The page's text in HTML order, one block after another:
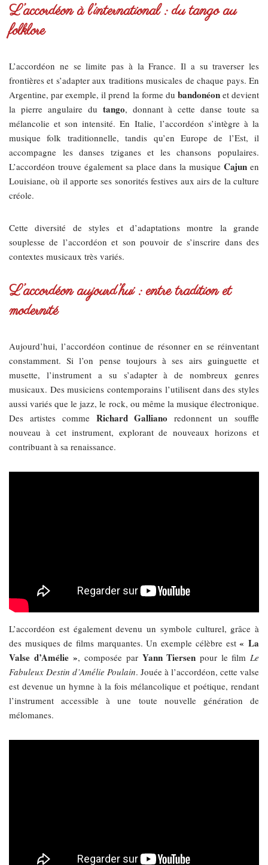
L’accordéon à l’international : du tango au
folklore
L’accordéon ne se limite pas à la France. Il a su traverser les
frontières et s’adapter aux traditions musicales de chaque pays. En
Argentine, par exemple, il prend la forme du bandonéonet devient
la pierre angulaire du tango, donnant à cette danse toute sa
mélancolie et son intensité. En Italie, l’accordéon s’intègre à la
musique folk traditionnelle, tandis qu’en Europe de l’Est, il
accompagne les danses tziganes et les chansons populaires.
L’accordéon trouve également sa place dans la musique Cajun en
Louisiane, où il apporte ses sonorités festives aux airs de la culture
créole.
Cette diversité de styles et d’adaptations montre la grande
souplesse de l’accordéon et son pouvoir de s’inscrire dans des
contextes musicaux très variés.
L’accordéon aujourd’hui : entre tradition et
modernité
Aujourd’hui, l’accordéon continue de résonner en se réinventant
constamment. Si l’on pense toujours à ses airs guinguette et
musette, l’instrument a su s’adapter à de nombreux genres
musicaux. Des musiciens contemporains l’utilisent dans des styles
aussi variés que le jazz, le rock, ou même la musique électronique.
Des artistes comme Richard Galliano redonnent un souffle
nouveau à cet instrument, explorant de nouveaux horizons et
contribuant à sa renaissance.
L’accordéon est également devenu un symbole culturel, grâce à
des musiques de films marquantes. Un exemple célèbre est« La
Valse d’Amélie », composée par Yann Tiersen pour le film Le
Fabuleux Destin d’Amélie Poulain. Jouée à l’accordéon, cette valse
est devenue un hymne à la fois mélancolique et poétique, rendant
l’instrument accessible à une toute nouvelle génération de
mélomanes.